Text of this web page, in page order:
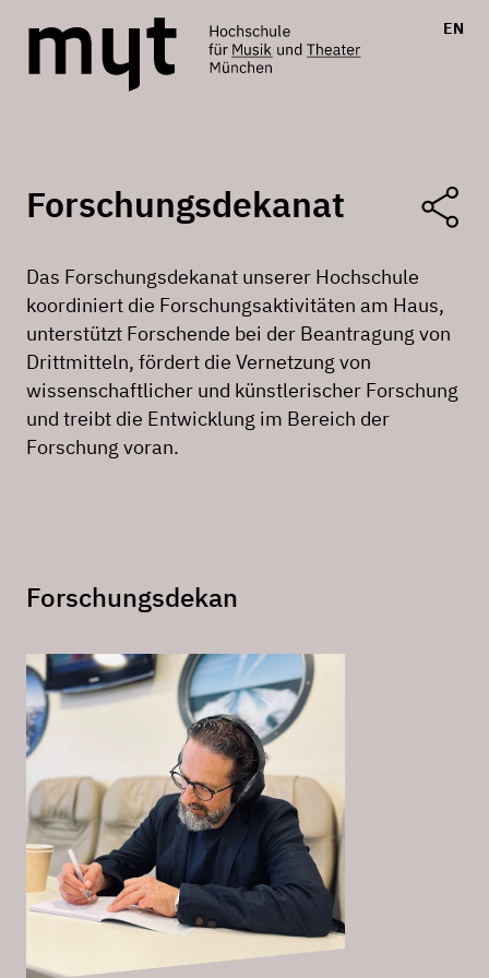
EN
Forschungsdekanat
Das Forschungsdekanat unserer Hochschule
koordiniert die Forschungsaktivitäten am Haus,
unterstützt Forschende bei der Beantragung von
Drittmitteln, fördert die Vernetzung von
wissenschaftlicher und künstlerischer Forschung
und treibt die Entwicklung im Bereich der
Forschung voran.
Forschungsdekan